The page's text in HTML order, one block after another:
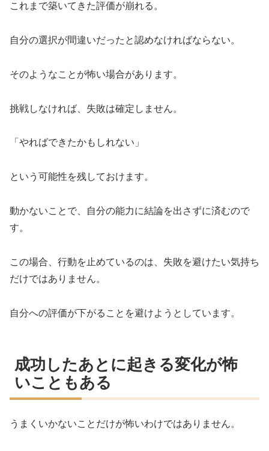
これまで築いてきた評価が崩れる。
自分の選択が間違いだったと認めなければならない。
そのようなことが怖い場合があります。
挑戦しなければ、失敗は確定しません。
「やればできたかもしれない」
という可能性を残しておけます。
動かないことで、自分の能力に結論を出さずに済むので
す。
この場合、行動を止めているのは、失敗を避けたい気持ち
だけではありません。
自分への評価が下がることを避けようとしています。
成功したあとに起きる変化が怖
いこともある
うまくいかないことだけが怖いわけではありません。